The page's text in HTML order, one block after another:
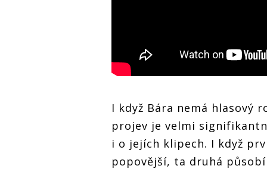
I když Bára nemá hlasový
projev je velmi
i o jejích klipech. I když
popovější, ta druhá